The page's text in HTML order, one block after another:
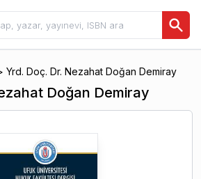
Yrd. Doç. Dr. Nezahat Doğan Demiray
Doğan Demiray